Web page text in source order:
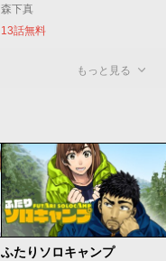
森下真
13話無料
もっと見る
ふたりソロキャンプ